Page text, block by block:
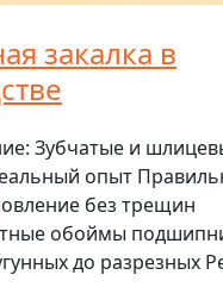
закалка в
Зубчатые и
опыт
без трещин
обоймы
до разрезных